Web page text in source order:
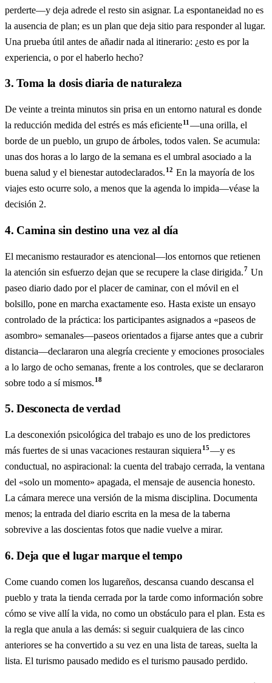
perderte—y deja adrede el resto sin asignar. La espontaneidad no es
la ausencia de plan; es un plan que deja sitio para responder al lugar.
Una prueba útil antes de añadir nada al itinerario: ¿esto es por la
experiencia, o por el haberlo hecho?
3. Toma la dosis diaria de naturaleza
De veinte a treinta minutos sin prisa en un entorno natural es donde
la reducción medida del estrés es más eficiente11 —una orilla, el
borde de un pueblo, un grupo de árboles, todos valen. Se acumula:
unas dos horas a lo largo de la semana es el umbral asociado a la
buena salud y el bienestar autodeclarados. 12 En la mayoría de los
viajes esto ocurre solo, a menos que la agenda lo impida—véase la
decisión 2.
4. Camina sin destino una vez al día
El mecanismo restaurador es atencional—los entornos que retienen
la atención sin esfuerzo dejan que se recupere la clase dirigida.7 Un
paseo diario dado por el placer de caminar, con el móvil en el
bolsillo, pone en marcha exactamente eso. Hasta existe un ensayo
controlado de la práctica: los participantes asignados a «paseos de
asombro» semanales—paseos orientados a fijarse antes que a cubrir
distancia—declararon una alegría creciente y emociones prosociales
a lo largo de ocho semanas, frente a los controles, que se declararon
sobre todo a sí mismos. 18
5. Desconecta de verdad
La desconexión psicológica del trabajo es uno de los predictores
más fuertes de si unas vacaciones restauran siquiera 15—y es
conductual, no aspiracional: la cuenta del trabajo cerrada, la ventana
del «solo un momento» apagada, el mensaje de ausencia honesto.
La cámara merece una versión de la misma disciplina. Documenta
menos; la entrada del diario escrita en la mesa de la taberna
sobrevive a las doscientas fotos que nadie vuelve a mirar.
6. Deja que el lugar marque el tempo
Come cuando comen los lugareños, descansa cuando descansa el
pueblo y trata la tienda cerrada por la tarde como información sobre
cómo se vive allí la vida, no como un obstáculo para el plan. Esta es
la regla que anula a las demás: si seguir cualquiera de las cinco
anteriores se ha convertido a su vez en una lista de tareas, suelta la
lista. El turismo pausado medido es el turismo pausado perdido.